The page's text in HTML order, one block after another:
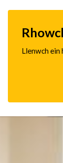
Llenwch ein